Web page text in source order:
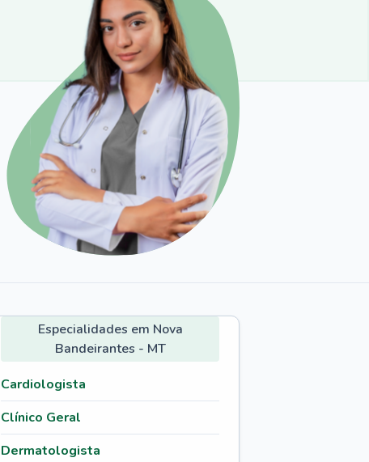
Especialidades em Nova
Bandeirantes - MT
Cardiologista
Clínico Geral
Dermatologista